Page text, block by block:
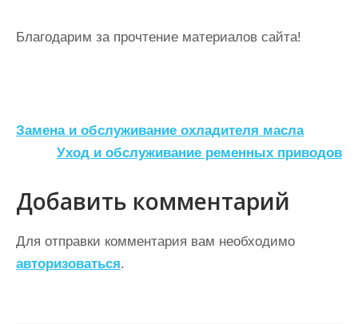
Благодарим за прочтение материалов сайта!
Н
в
и
г
а
Замена и обслуживание охладителя масла
Уход и обслуживание ременных приводов
Добавить комментарий
Для отправки комментария вам необходимо
авторизоваться.